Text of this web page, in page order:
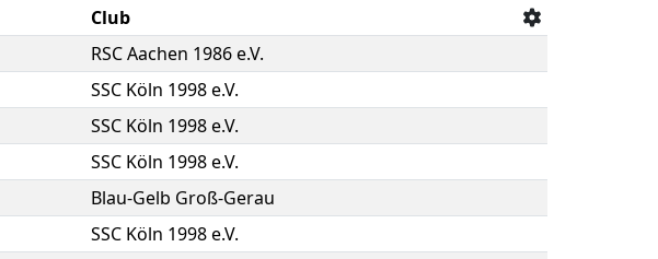
Club
RSC Aachen 1986 e.V.
SSC Köln 1998 e.V.
SSC Köln 1998 e.V.
SSC Köln 1998 e.V.
Blau-Gelb Groß-Gerau
SSC Köln 1998 e.V.